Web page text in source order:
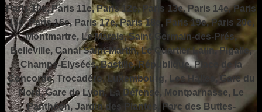
Paris 10e, Paris 11e, Paris 12e, Paris 13e, Paris 14e, Paris
15e, Paris 16e, Paris 17e, Paris 18e, Paris 19e, Paris 20e,
Montmartre, Le Marais, Saint-Germain-des-Prés,
Belleville, Canal Saint-Martin, Le Quartier Latin, Pigalle,
Champs-Élysées, Bastille, République, Place de la
Concorde, Trocadéro, Luxembourg, Les Halles, Gare du
Nord, Gare de Lyon, La Défense, Montparnasse, Le
Panthéon, Jardin des Plantes, Parc des Buttes-